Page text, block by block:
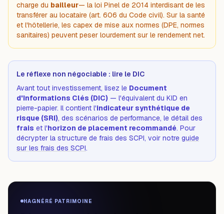
charge du bailleur— la loi Pinel de 2014 interdisant de les
transférer au locataire (art. 606 du Code civil). Sur la santé
et l'hôtellerie, les capex de mise aux normes (DPE, normes
sanitaires) peuvent peser lourdement sur le rendement net.
Le réflexe non négociable : lire le DIC
Avant tout investissement, lisez le Document
d'Informations Clés (DIC) — l'équivalent du KID en
pierre-papier. Il contient l'indicateur synthétique de
risque (SRI), des scénarios de performance, le détail des
frais et l'horizon de placement recommandé. Pour
décrypter la structure de frais des SCPI, voir notre guide
sur les frais des SCPI.
HAGNÉRÉ PATRIMOINE